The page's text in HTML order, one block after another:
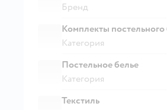
Бренд
Комплекты постельного
Категория
Постельное белье
Категория
Текстиль